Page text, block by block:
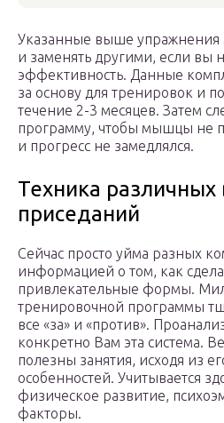
Указанные выше упражнения
и заменять другими, если вы
эффективность. Данные
за основу для тренировок и
течение 2-3 месяцев. Затем
программу, чтобы мышцы не
и прогресс не замедлялся.
Техника различных
приседаний
Сейчас просто уйма разных
информацией о том, как
привлекательные формы.
тренировочной программы
все «за» и «против».
конкретно Вам эта система.
полезны занятия, исходя из
особенностей. Учитывается
физическое развитие,
факторы.